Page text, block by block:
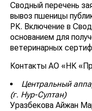
Сводный перечень
вывоз пшеницы
РК. Включение в
основанием для
ветеринарных
Контакты АО «НК
Центральный
(г. Нур-Султан)
Уразбекова Айжан